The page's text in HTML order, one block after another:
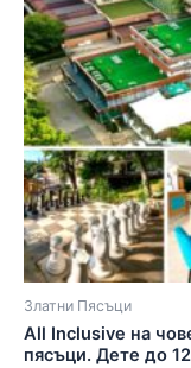
Златни Пясъци
All Inclusive на
пясъци. Дете до